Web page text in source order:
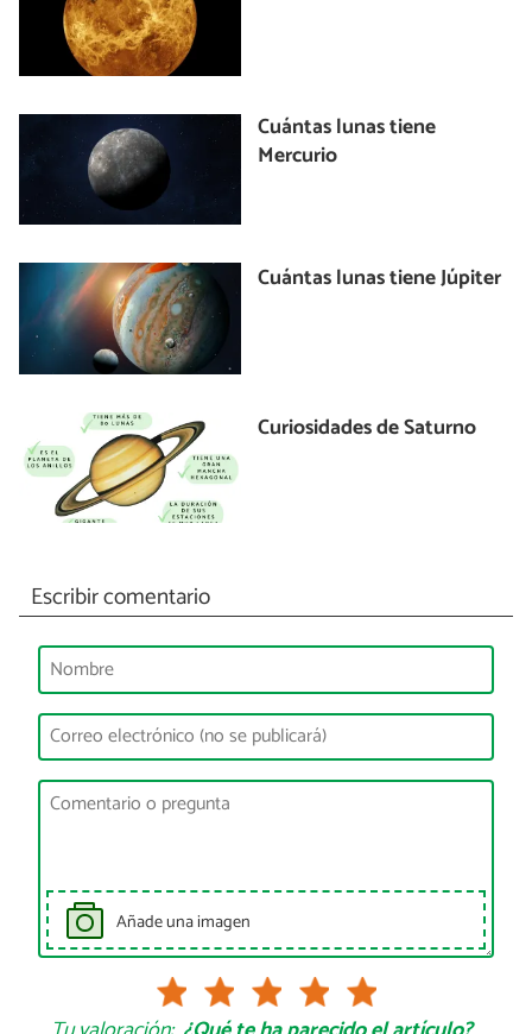
Cuántas lunas tiene
Mercurio
Cuántas lunas tiene Júpiter
Curiosidades de Saturno
Escribir comentario
Añade una imagen